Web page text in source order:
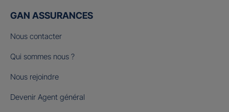
GAN ASSURANCES
Nous contacter
Qui sommes nous ?
Nous rejoindre
Devenir Agent général